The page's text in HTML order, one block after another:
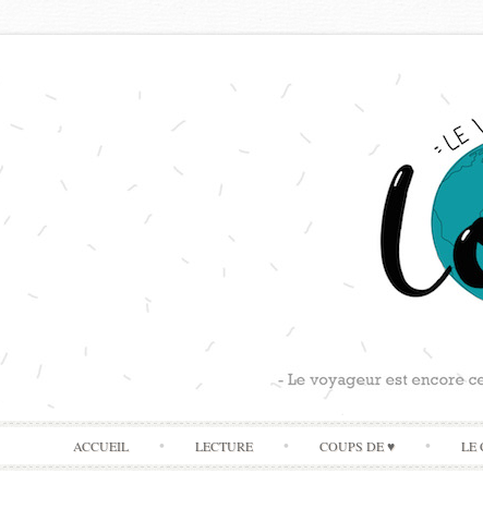
ACCUEIL LECTURE COUPS DE ♥ LE